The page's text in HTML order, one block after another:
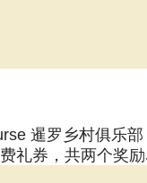
暹罗乡村俱乐
礼券，共两个奖励